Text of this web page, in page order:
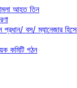
আহত তিন
প্রধান/ বস/ ম্যানেজার
কমিটি গঠন